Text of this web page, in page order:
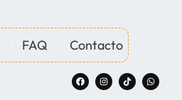
FAQ Contacto